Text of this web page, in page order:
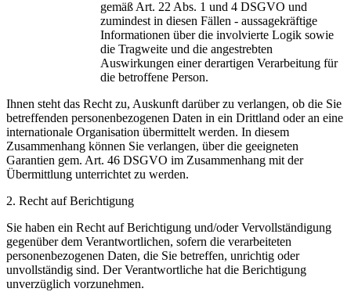
gemäß Art. 22 Abs. 1 und 4 DSGVO und
zumindest in diesen Fällen - aussagekräftige
Informationen über die involvierte Logik sowie
die Tragweite und die angestrebten
Auswirkungen einer derartigen Verarbeitung für
die betroffene Person.
Ihnen steht das Recht zu, Auskunft darüber zu verlangen, ob die Sie
betreffenden personenbezogenen Daten in ein Drittland oder an eine
internationale Organisation übermittelt werden. In diesem
Zusammenhang können Sie verlangen, über die geeigneten
Garantien gem. Art. 46 DSGVO im Zusammenhang mit der
Übermittlung unterrichtet zu werden.
2. Recht auf Berichtigung
Sie haben ein Recht auf Berichtigung und/oder Vervollständigung
gegenüber dem Verantwortlichen, sofern die verarbeiteten
personenbezogenen Daten, die Sie betreffen, unrichtig oder
unvollständig sind. Der Verantwortliche hat die Berichtigung
unverzüglich vorzunehmen.